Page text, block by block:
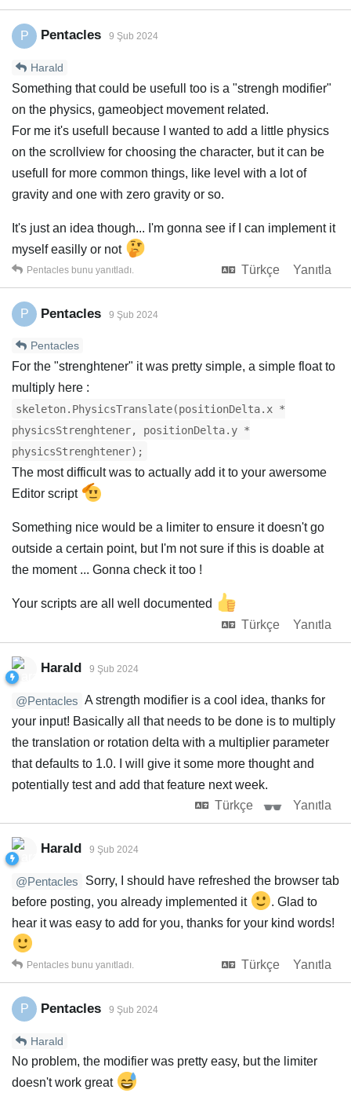
P Pentacles 9 Şub 2024
Harald
Something that could be usefull too is a "strengh modifier"
on the physics, gameobject movement related.
For me it's usefull because I wanted to add a little physics
on the scrollview for choosing the character, but it can be
usefull for more common things, like level with a lot of
gravity and one with zero gravity or so.
It's just an idea though... I'm gonna see if I can implement it
myself easilly or not
Türkçe
Yanıtla
Pentacles bunu yanıtladı.
P Pentacles 9 Şub 2024
Pentacles
For the "strenghtener" it was pretty simple, a simple float to
multiply here :
skeleton.PhysicsTranslate(positionDelta.x *
physicsStrenghtener, positionDelta.y *
physicsStrenghtener);
The most difficult was to actually add it to your awersome
Editor script
Something nice would be a limiter to ensure it doesn't go
outside a certain point, but I'm not sure if this is doable at
the moment ... Gonna check it too !
Your scripts are all well documented
Türkçe
Yanıtla
Harald 9 Şub 2024
@Pentacles A strength modifier is a cool idea, thanks for
your input! Basically all that needs to be done is to multiply
the translation or rotation delta with a multiplier parameter
that defaults to 1.0. I will give it some more thought and
potentially test and add that feature next week.
Türkçe
Yanıtla
Harald 9 Şub 2024
@Pentacles
Sorry, I should have refreshed the browser tab
before posting, you already implemented it
. Glad to
hear it was easy to add for you, thanks for your kind words!
Türkçe Yanıtla
Pentacles bunu yanıtladı.
P Pentacles 9 Şub 2024
Harald
No problem, the modifier was pretty easy, but the limiter
doesn't work great